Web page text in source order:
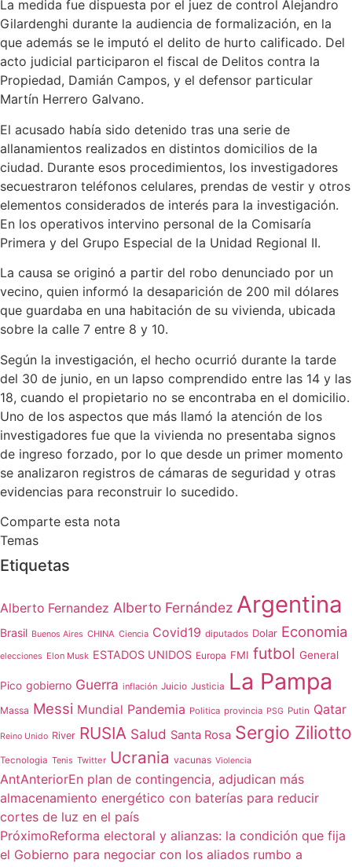
La medida fue dispuesta por el juez de control Alejandro
Gilardenghi durante la audiencia de formalización, en la
que además se le imputó el delito de hurto calificado. Del
acto judicial participaron el fiscal de Delitos contra la
Propiedad, Damián Campos, y el defensor particular
Martín Herrero Galvano.
El acusado había sido detenido tras una serie de
allanamientos realizados en distintos domicilios de la
ciudad. Durante esos procedimientos, los investigadores
secuestraron teléfonos celulares, prendas de vestir y otros
elementos considerados de interés para la investigación.
En los operativos intervino personal de la Comisaría
Primera y del Grupo Especial de la Unidad Regional II.
La causa se originó a partir del robo denunciado por un
vecino, quien informó la desaparición de 200 mil dólares
que guardaba en una habitación de su vivienda, ubicada
sobre la calle 7 entre 8 y 10.
Según la investigación, el hecho ocurrió durante la tarde
del 30 de junio, en un lapso comprendido entre las 14 y las
18, cuando el propietario no se encontraba en el domicilio.
Uno de los aspectos que más llamó la atención de los
investigadores fue que la vivienda no presentaba signos
de ingreso forzado, por lo que desde un primer momento
se analizaron registros de cámaras de seguridad y otras
evidencias para reconstruir lo sucedido.
Comparte esta nota
Temas
Etiquetas
Alberto Fernandez Alberto Fernández Argentina
Brasil Buenos Aires CHINA Ciencia Covid19 diputados Dolar Economia
elecciones Elon Musk ESTADOS UNIDOS Europa FMI futbol General
Pico gobierno Guerra inflación Juicio Justicia La Pampa
Massa Messi Mundial Pandemia Politica provincia PSG Putin Qatar
Reino Unido River RUSIA Salud Santa Rosa Sergio Ziliotto
Tecnologia Tenis Twitter Ucrania vacunas Violencia
AntAnteriorEn plan de contingencia, adjudican más
almacenamiento energético con baterías para reducir
cortes de luz en el país
PróximoReforma electoral y alianzas: la condición que fija
el Gobierno para negociar con los aliados rumbo a